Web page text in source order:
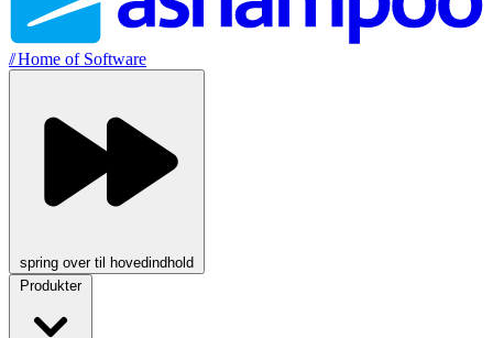
//Home of Software
spring over til hovedindhold
Produkter